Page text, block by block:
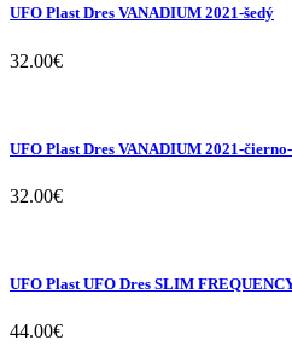
UFO Plast Dres VANADIUM 2021-šedý
32.00€
UFO Plast Dres VANADIUM 2021-
32.00€
UFO Plast UFO Dres SLIM
44.00€